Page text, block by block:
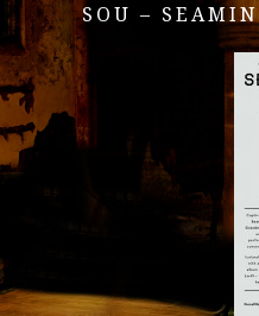
SOU –